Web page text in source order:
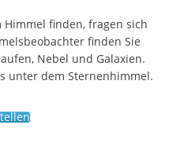
Himmel finden, fragen sich
finden Sie
Nebel und Galaxien.
unter dem Sternenhimmel.